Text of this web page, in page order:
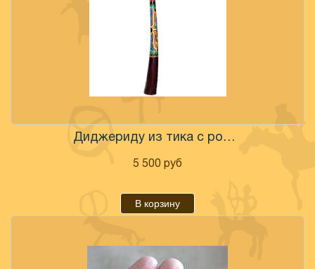
Диджериду из тика с росписью
5 500 руб
В корзину